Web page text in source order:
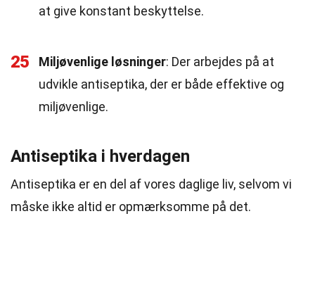
at give konstant beskyttelse.
25 Miljøvenlige løsninger: Der arbejdes på at
udvikle antiseptika, der er både effektive og
miljøvenlige.
Antiseptika i hverdagen
Antiseptika er en del af vores daglige liv, selvom vi
måske ikke altid er opmærksomme på det.